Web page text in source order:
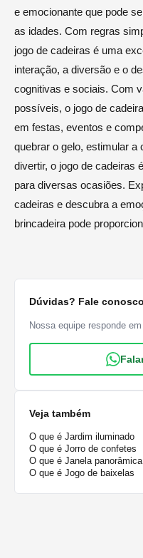
e emocionante que pode
as idades. Com regras
jogo de cadeiras é uma
interação, a diversão e o
cognitivas e sociais. Com
possíveis, o jogo de
em festas, eventos e
quebrar o gelo, estimular
divertir, o jogo de cadeiras
para diversas ocasiões.
cadeiras e descubra a
brincadeira pode
Dúvidas? Fale conosco
Nossa equipe responde
Veja também
O que é Jardim iluminado
O que é Jorro de confetes
O que é Janela panorâmica
O que é Jogo de baixelas